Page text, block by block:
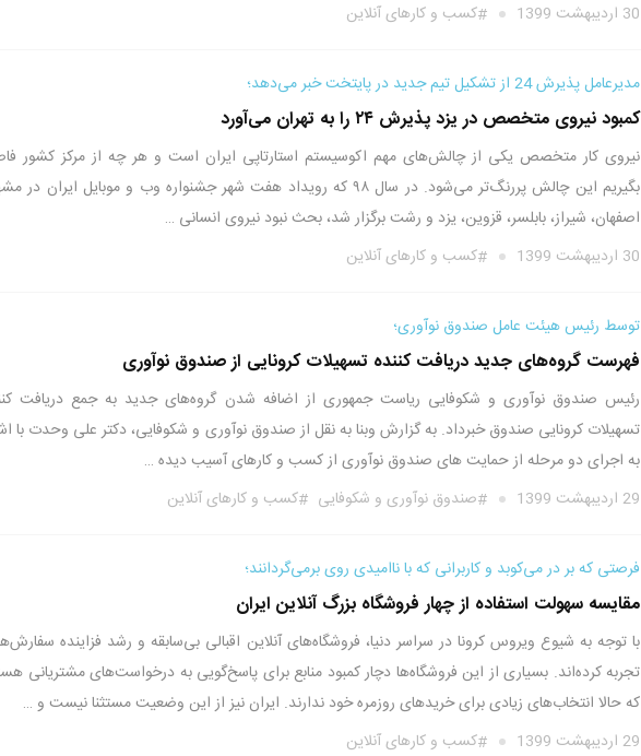
30 اردیبهشت 1399
کسب و کارهای آنلاین
مدیرعامل پذیرش 24 از تشکیل تیم جدید در پایتخت خبر می‌دهد؛
کمبود نیروی متخصص در یزد پذیرش ۲۴ را به تهران می‌آورد
نیروی کار متخصص یکی از چالش‌های مهم اکوسیستم استارتاپی ایران است و هر چه از مرکز کشور
بگیریم این چالش پررنگ‌تر می‌شود. در سال ۹۸ که رویداد هفت شهر جشنواره وب و موبایل ایران در
اصفهان، شیراز، بابلسر، قزوین، یزد و رشت برگزار شد، بحث نبود نیروی انسانی …
30 اردیبهشت 1399
کسب و کارهای آنلاین
توسط رئیس هیئت عامل صندوق نوآوری؛
فهرست گروه‌های جدید دریافت کننده تسهیلات کرونایی از صندوق نوآوری
رئیس صندوق نوآوری و شکوفایی ریاست جمهوری از اضافه شدن گروه‌های جدید به جمع دریافت
تسهیلات کرونایی صندوق خبرداد. به گزارش وبنا به نقل از صندوق نوآوری و شکوفایی، دکتر علی وحدت با
به اجرای دو مرحله از حمایت های صندوق نوآوری از کسب و کارهای آسیب دیده …
29 اردیبهشت 1399
صندوق نوآوری و شکوفایی کسب و کارهای آنلاین
فرصتی که بر در می‌کوبد و کاربرانی که با ناامیدی روی برمی‌گردانند؛
مقایسه سهولت استفاده از چهار فروشگاه بزرگ آنلاین ایران
با توجه به شیوع ویروس کرونا در سراسر دنیا، فروشگاه‌های آنلاین اقبالی بی‌سابقه‌ و رشد فزاینده
تجربه کرده‌اند. بسیاری از این فروشگاه‌ها دچار کمبود منابع برای پاسخ‌گویی به درخواست‌های مشتریانی
که حالا انتخاب‌های زیادی برای خریدهای روزمره خود ندارند. ایران نیز از این وضعیت مستثنا نیست و …
29 اردیبهشت 1399
کسب و کارهای آنلاین